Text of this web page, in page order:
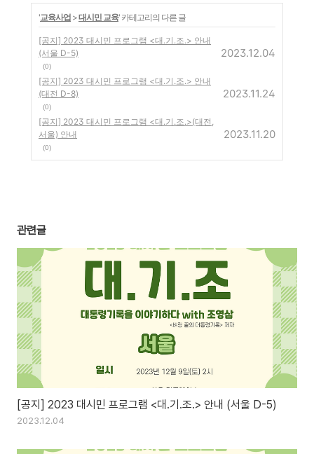
'교육사업 >대시민 교육' 카테고리의 다른 글
[공지] 2023 대시민 프로그램 <대.기.조.> 안내
(서울 D-5)
(0)
2023.12.04
[공지] 2023 대시민 프로그램 <대.기.조.> 안내
(대전 D-8)
(0)
2023.11.24
[공지] 2023 대시민 프로그램 <대.기.조.>(대전,
서울) 안내
(0)
2023.11.20
관련글
[공지] 2023 대시민 프로그램 <대.기.조.> 안내 (서울 D-5)
2023.12.04